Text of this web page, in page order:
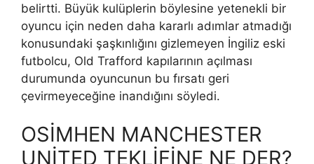
belirtti. Büyük kulüplerin böylesine yetenekli bir
oyuncu için neden daha kararlı adımlar atmadığı
konusundaki şaşkınlığını gizlemeyen İngiliz eski
futbolcu, Old Trafford kapılarının açılması
durumunda oyuncunun bu fırsatı geri
çevirmeyeceğine inandığını söyledi.
OSİMHEN MANCHESTER
UNİTED TEKLİFİNE NE DER?